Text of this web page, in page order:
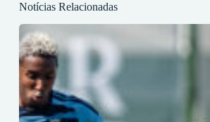
Notícias Relacionadas